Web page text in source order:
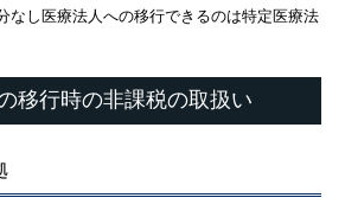
移行時の非課税の取扱い